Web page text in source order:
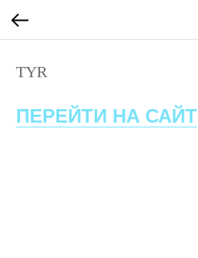
TYR
ПЕРЕЙТИ НА САЙТ